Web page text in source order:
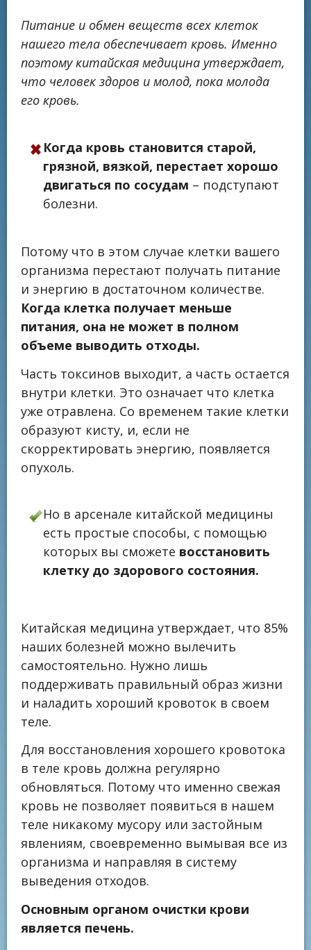
Питание и обмен веществ всех клеток
нашего тела обеспечивает кровь. Именно
поэтому китайская медицина утверждает,
что человек здоров и молод, пока молода
его кровь.
Когда кровь становится старой,
грязной, вязкой, перестает хорошо
двигаться по сосудам – подступают
болезни.
Потому что в этом случае клетки вашего
организма перестают получать питание
и энергию в достаточном количестве.
Когда клетка получает меньше
питания, она не может в полном
объеме выводить отходы.
Часть токсинов выходит, а часть остается
внутри клетки. Это означает что клетка
уже отравлена. Со временем такие клетки
образуют кисту, и, если не
скорректировать энергию, появляется
опухоль.
Но в арсенале китайской медицины
есть простые способы, с помощью
которых вы сможете восстановить
клетку до здорового состояния.
Китайская медицина утверждает, что 85%
наших болезней можно вылечить
самостоятельно. Нужно лишь
поддерживать правильный образ жизни
и наладить хороший кровоток в своем
теле.
Для восстановления хорошего кровотока
в теле кровь должна регулярно
обновляться. Потому что именно свежая
кровь не позволяет появиться в нашем
теле никакому мусору или застойным
явлениям, своевременно вымывая все из
организма и направляя в систему
выведения отходов.
Основным органом очистки крови
является печень.